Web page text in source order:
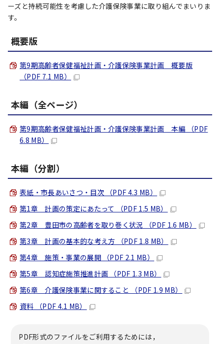
ーズと持続可能性を考慮した介護保険事業に取り組んでまいりま
す。
概要版
第9期高齢者保健福祉計画・介護保険事業計画 概要版
（PDF 7.1 MB）
本編（全ページ）
第9期高齢者保健福祉計画・介護保険事業計画 本編 （PDF
6.8 MB）
本編（分割）
表紙・市長あいさつ・目次 （PDF 4.3 MB）
第1章 計画の策定にあたって （PDF 1.5 MB）
第2章 豊田市の高齢者を取り巻く状況 （PDF 1.6 MB）
第3章 計画の基本的な考え方 （PDF 1.8 MB）
第4章 施策・事業の展開 （PDF 2.1 MB）
第5章 認知症施策推進計画 （PDF 1.3 MB）
第6章 介護保険事業に関すること （PDF 1.9 MB）
資料 （PDF 4.1 MB）
PDF形式のファイルをご利用するためには，